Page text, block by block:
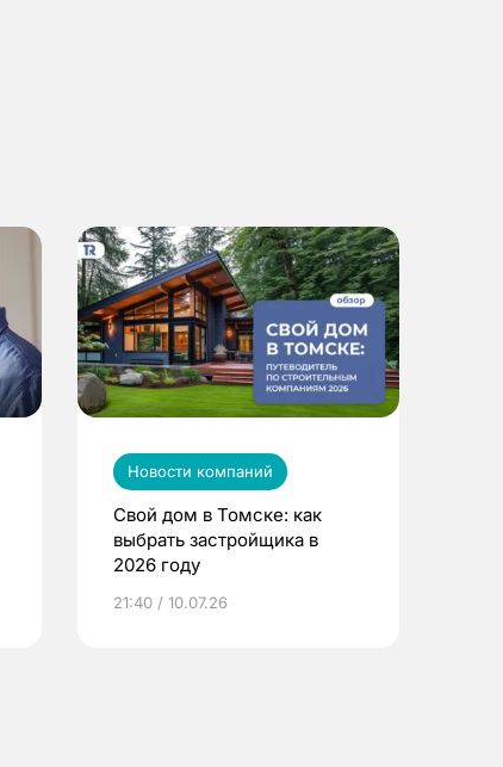
Новости компаний
Свой дом в Томске: как
выбрать застройщика в
2026 году
21:40 / 10.07.26